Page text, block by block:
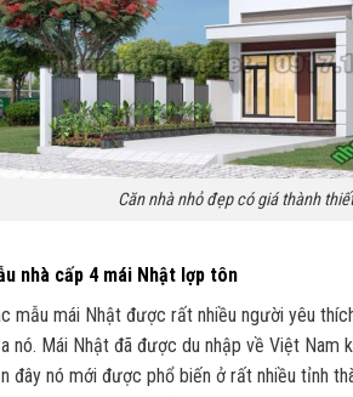
Căn nhà nhỏ đẹp có giá thành
nhà cấp 4 mái Nhật lợp tôn
mẫu mái Nhật được rất nhiều người yêu
nó. Mái Nhật đã được du nhập về Việt Nam
đây nó mới được phổ biến ở rất nhiều tỉnh